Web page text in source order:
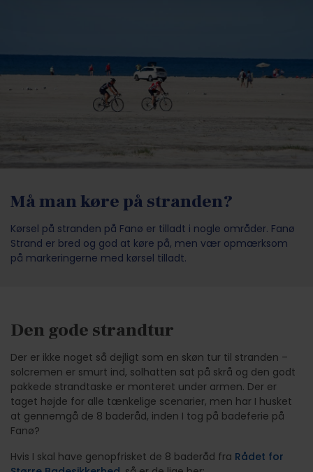
Må man køre på stranden?
Kørsel på stranden på Fanø er tilladt i nogle områder. Fanø
Strand er bred og god at køre på, men vær opmærksom
på markeringerne med kørsel tilladt.
Den gode strandtur
Der er ikke noget så dejligt som en skøn tur til stranden –
solcremen er smurt ind, solhatten sat på skrå og den godt
pakkede strandtaske er monteret under armen. Der er
taget højde for alle tænkelige scenarier, men har I husket
at gennemgå de 8 baderåd, inden I tog på badeferie på
Fanø?
Hvis I skal have genopfrisket de 8 baderåd fra Rådet for